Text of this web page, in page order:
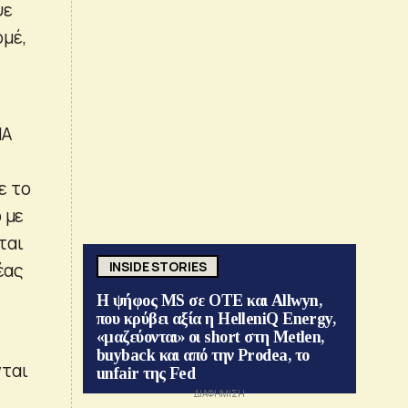
το
INSIDE STORIES
Η ψήφος MS σε ΟΤΕ και Allwyn,
που κρύβει αξία η HelleniQ Energy,
«μαζεύονται» οι short στη Metlen,
buyback και από την Prodea, το
unfair της Fed